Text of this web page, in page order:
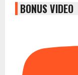
BONUS VIDEO